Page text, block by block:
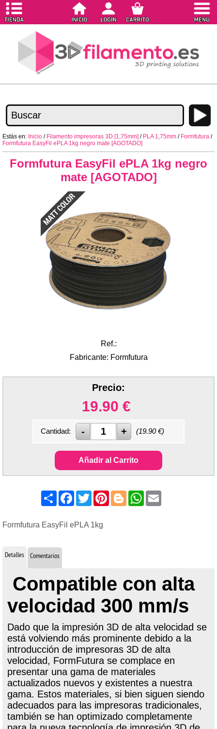
Estás en: Inicio / Filamento impresoras 3D [1,75mm] / PLA 1,75mm / Formfutura /
Formfutura EasyFil ePLA 1kg negro mate [AGOTADO]
Formfutura EasyFil ePLA 1kg negro
mate [AGOTADO]
Ref.:
Fabricante: Formfutura
Precio:
19.90 €
Cantidad: (19.90€)
Añadir al Carrito
ShareFacebook
TwitterPinterest
BloggerWhatsApp
Formfutura EasyFil ePLA 1kg
Detalles Comentarios
Compatible con alta
velocidad 300 mm/s
Dado que la impresión 3D de alta velocidad se
está volviendo más prominente debido a la
introducción de impresoras 3D de alta
velocidad, FormFutura se complace en
presentar una gama de materiales
actualizados nuevos y existentes a nuestra
gama. Estos materiales, si bien siguen siendo
adecuados para las impresoras tradicionales,
también se han optimizado completamente